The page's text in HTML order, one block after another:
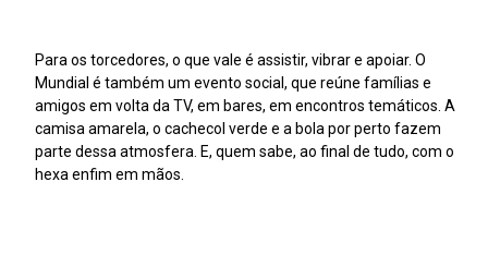
Para os torcedores, o que vale é assistir, vibrar e apoiar. O
Mundial é também um evento social, que reúne famílias e
amigos em volta da TV, em bares, em encontros temáticos. A
camisa amarela, o cachecol verde e a bola por perto fazem
parte dessa atmosfera. E, quem sabe, ao final de tudo, com o
hexa enfim em mãos.